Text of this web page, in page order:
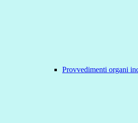
Provvedimenti organi